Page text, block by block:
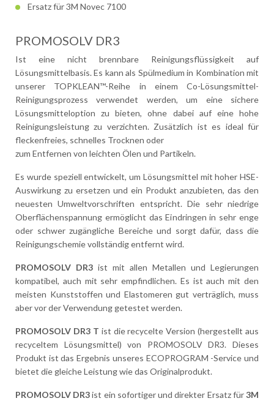
Ersatz für 3M Novec 7100
PROMOSOLV DR3
Ist eine nicht brennbare Reinigungsflüssigkeit auf
Lösungsmittelbasis. Es kann als Spülmedium in Kombination mit
unserer TOPKLEAN™-Reihe in einem Co-Lösungsmittel-
Reinigungsprozess verwendet werden, um eine sichere
Lösungsmitteloption zu bieten, ohne dabei auf eine hohe
Reinigungsleistung zu verzichten. Zusätzlich ist es ideal für
fleckenfreies, schnelles Trocknen oder
zum Entfernen von leichten Ölen und Partikeln.
Es wurde speziell entwickelt, um Lösungsmittel mit hoher HSE-
Auswirkung zu ersetzen und ein Produkt anzubieten, das den
neuesten Umweltvorschriften entspricht. Die sehr niedrige
Oberflächenspannung ermöglicht das Eindringen in sehr enge
oder schwer zugängliche Bereiche und sorgt dafür, dass die
Reinigungschemie vollständig entfernt wird.
PROMOSOLV DR3 ist mit allen Metallen und Legierungen
kompatibel, auch mit sehr empfindlichen. Es ist auch mit den
meisten Kunststoffen und Elastomeren gut verträglich, muss
aber vor der Verwendung getestet werden.
PROMOSOLV DR3 T ist die recycelte Version (hergestellt aus
recyceltem Lösungsmittel) von PROMOSOLV DR3. Dieses
Produkt ist das Ergebnis unseres ECOPROGRAM -Service und
bietet die gleiche Leistung wie das Originalprodukt.
PROMOSOLV DR3ist ein sofortiger und direkter Ersatz für3M